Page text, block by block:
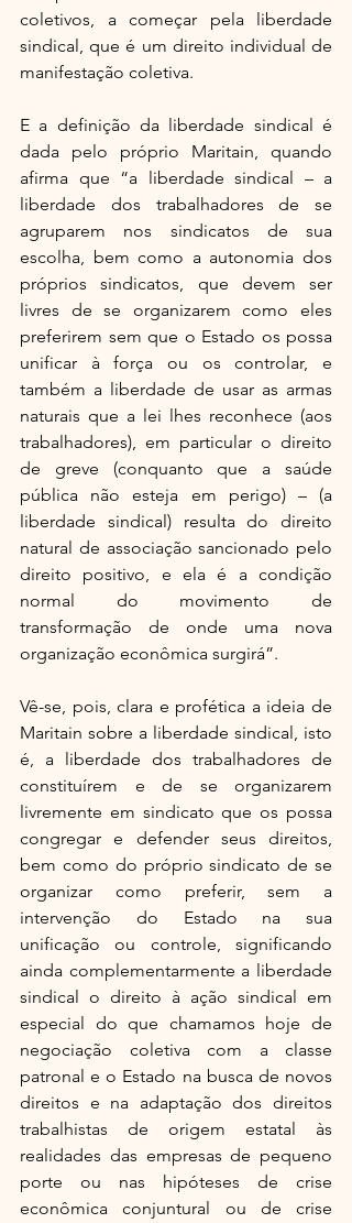
coletivos, a começar pela liberdade
sindical, que é um direito individual de
manifestação coletiva.
E a definição da liberdade sindical é
dada pelo próprio Maritain, quando
afirma que “a liberdade sindical – a
liberdade dos trabalhadores de se
agruparem nos sindicatos de sua
escolha, bem como a autonomia dos
próprios sindicatos, que devem ser
livres de se organizarem como eles
preferirem sem que o Estado os possa
unificar à força ou os controlar, e
também a liberdade de usar as armas
naturais que a lei lhes reconhece (aos
trabalhadores), em particular o direito
de greve (conquanto que a saúde
pública não esteja em perigo) – (a
liberdade sindical) resulta do direito
natural de associação sancionado pelo
direito positivo, e ela é a condição
normal do movimento de
transformação de onde uma nova
organização econômica surgirá”.
Vê-se, pois, clara e profética a ideia de
Maritain sobre a liberdade sindical, isto
é, a liberdade dos trabalhadores de
constituírem e de se organizarem
livremente em sindicato que os possa
congregar e defender seus direitos,
bem como do próprio sindicato de se
organizar como preferir, sem a
intervenção do Estado na sua
unificação ou controle, significando
ainda complementarmente a liberdade
sindical o direito à ação sindical em
especial do que chamamos hoje de
negociação coletiva com a classe
patronal e o Estado na busca de novos
direitos e na adaptação dos direitos
trabalhistas de origem estatal às
realidades das empresas de pequeno
porte ou nas hipóteses de crise
econômica conjuntural ou de crise